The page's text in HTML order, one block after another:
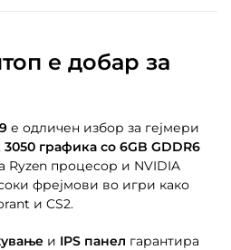
е добар за
е одличен избор за гејмери
3050 графика со 6GB GDDR6
Ryzen процесор и NVIDIA
фрејмови во игри како
и CS2.
и IPS панел гарантира